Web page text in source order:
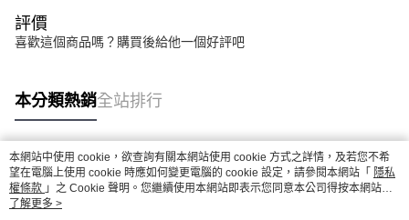
評價
喜歡這個商品嗎？購買後給他一個好評吧
本分類熱銷全站排行
熱門標籤
本網站中使用 cookie，欲查詢有關本網站使用 cookie 方式之詳情，及若您不希
望在電腦上使用 cookie 時應如何變更電腦的 cookie 設定，請參閱本網站「 隱私
權條款 」之 Cookie 聲明。您繼續使用本網站即表示您同意本公司得按本網站使
用條款之 Cookie 聲明使用 cookie。
了解更多 >